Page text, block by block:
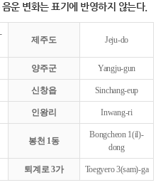
운 변화는 표기에 반영하지 않는다.
제주도 Jeju-do
양주군 Yangju-gun
신창읍 Sinchang-eup
인왕리 Inwang-ri
봉천 1동
Bongcheon 1(il)-
dong
퇴계로 3가 Toegyero 3(sam)-ga